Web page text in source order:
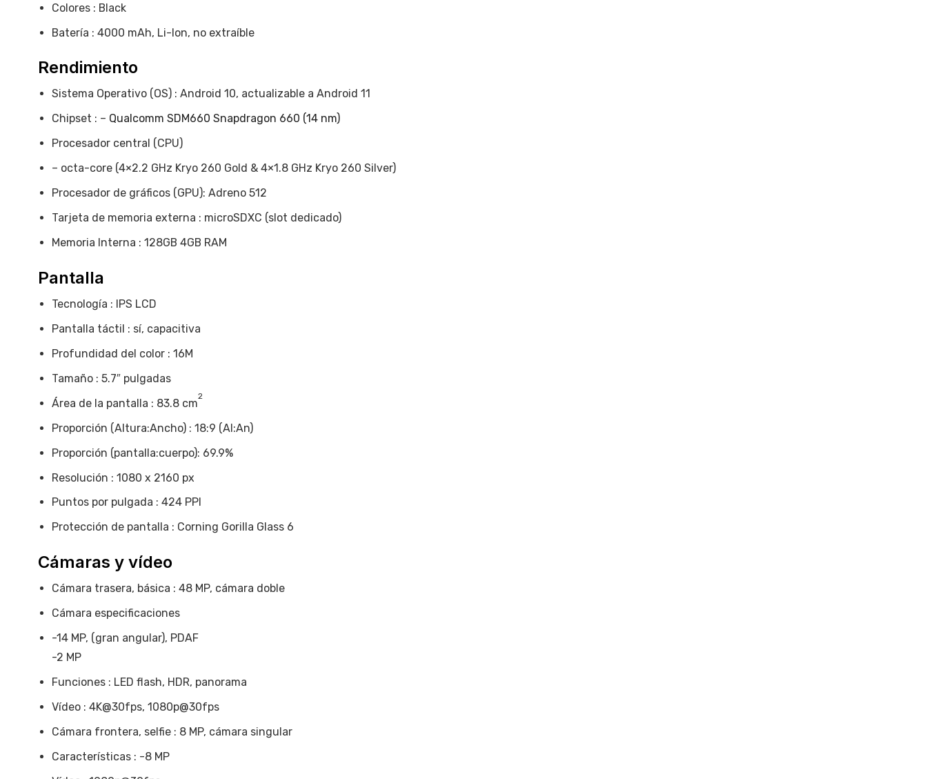
Colores : Black
Batería : 4000 mAh, Li-Ion, no extraíble
Rendimiento
Sistema Operativo (OS) : Android 10, actualizable a Android 11
Chipset : – Qualcomm SDM660 Snapdragon 660 (14 nm)
Procesador central (CPU)
– octa-core (4×2.2 GHz Kryo 260 Gold & 4×1.8 GHz Kryo 260 Silver)
Procesador de gráficos (GPU): Adreno 512
Tarjeta de memoria externa : microSDXC (slot dedicado)
Memoria Interna : 128GB 4GB RAM
Pantalla
Tecnología : IPS LCD
Pantalla táctil : sí, capacitiva
Profundidad del color : 16M
Tamaño : 5.7″ pulgadas
Área de la pantalla : 83.8 cm
2
Proporción (Altura:Ancho) : 18:9 (Al:An)
Proporción (pantalla:cuerpo): 69.9%
Resolución : 1080 x 2160 px
Puntos por pulgada : 424 PPI
Protección de pantalla : Corning Gorilla Glass 6
Cámaras y vídeo
Cámara trasera, básica : 48 MP, cámara doble
Cámara especificaciones
-14 MP, (gran angular), PDAF
-2 MP
Funciones : LED flash, HDR, panorama
Vídeo : 4K@30fps, 1080p@30fps
Cámara frontera, selfie : 8 MP, cámara singular
Características : -8 MP